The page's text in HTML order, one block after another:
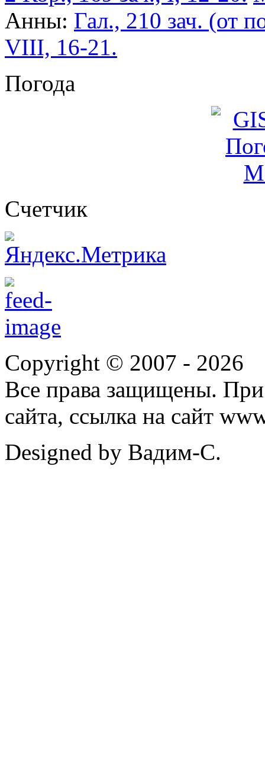
Анны: Гал., 210 зач. (от
VIII, 16-21.
Погода
Cчетчик
Copyright © 2007 - 2026
Все права защищены. При
сайта, ссылка на сайт
Designed by Вадим-С.